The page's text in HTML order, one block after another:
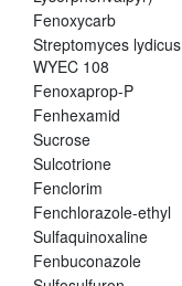
Fenoxycarb
Streptomyces lydicus
WYEC 108
Fenoxaprop-P
Fenhexamid
Sucrose
Sulcotrione
Fenclorim
Fenchlorazole-ethyl
Sulfaquinoxaline
Fenbuconazole